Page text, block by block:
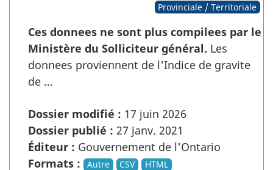
Provinciale / Territoriale
Ces donnees ne sont plus compilees par le
Ministère du Solliciteur général. Les
donnees proviennent de l'Indice de gravite
de …
Dossier modifié : 17 juin 2026
Dossier publié : 27 janv. 2021
Éditeur : Gouvernement de l'Ontario
Formats :
Autre CSV HTML